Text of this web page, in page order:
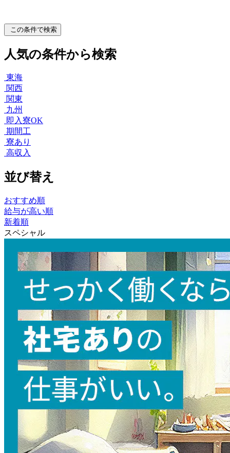
この条件で検索
人気の条件から検索
東海
関西
関東
九州
即入寮OK
期間工
寮あり
高収入
並び替え
おすすめ順
給与が高い順
新着順
スペシャル